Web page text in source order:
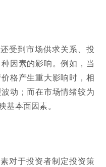
受到市场供求关系、投
因素的影响。例如，当
格产生重大影响时，相
动；而在市场情绪较为
本面因素。
对于投资者制定投资策